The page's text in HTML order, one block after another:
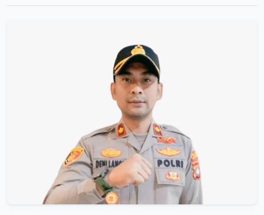
HUMANIORA 19:53:02 WIB, 07 Agu 2026